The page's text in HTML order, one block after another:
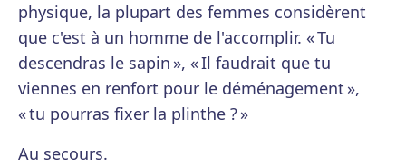
physique, la plupart des femmes considèrent
que c'est à un homme de l'accomplir. « Tu
descendras le sapin », « Il faudrait que tu
viennes en renfort pour le déménagement »,
« tu pourras fixer la plinthe ? »
Au secours.